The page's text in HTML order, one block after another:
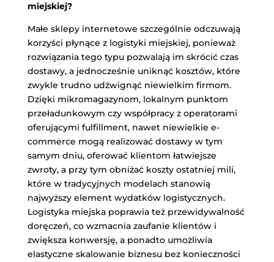
miejskiej?
Małe sklepy internetowe szczególnie odczuwają
korzyści płynące z logistyki miejskiej, ponieważ
rozwiązania tego typu pozwalają im skrócić czas
dostawy, a jednocześnie uniknąć kosztów, które
zwykle trudno udźwignąć niewielkim firmom.
Dzięki mikromagazynom, lokalnym punktom
przeładunkowym czy współpracy z operatorami
oferującymi fulfillment, nawet niewielkie e-
commerce mogą realizować dostawy w tym
samym dniu, oferować klientom łatwiejsze
zwroty, a przy tym obniżać koszty ostatniej mili,
które w tradycyjnych modelach stanowią
najwyższy element wydatków logistycznych.
Logistyka miejska poprawia też przewidywalność
doręczeń, co wzmacnia zaufanie klientów i
zwiększa konwersję, a ponadto umożliwia
elastyczne skalowanie biznesu bez konieczności